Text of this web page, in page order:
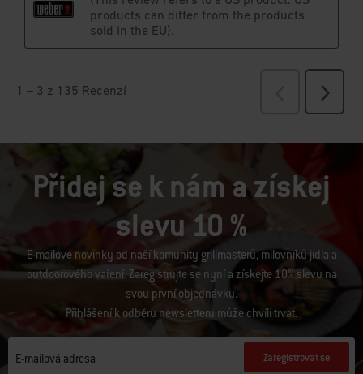
Přidej se k nám a získej
slevu 10 %
E-mailové novinky od naší komunity grillmasterů, milovníků jídla a
outdoorového vaření. Zaregistrujte se nyní a získejte 10% slevu na
svou první objednávku.
Přihlášení k odběru newsletteru může chvíli trvat.
E-mailová adresa Zaregistrovat se